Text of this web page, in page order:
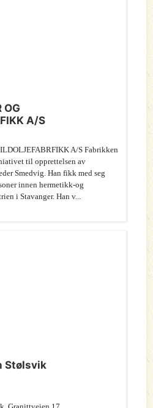
OG
A/S
A/S Fabrikken
til opprettelsen av
Smedvig. Han fikk med seg
innen hermetikk-og
i Stavanger. Han v...
Stølsvik